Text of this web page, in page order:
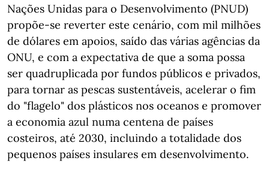
Nações Unidas para o Desenvolvimento (PNUD)
propõe-se reverter este cenário, com mil milhões
de dólares em apoios, saído das várias agências da
ONU, e com a expectativa de que a soma possa
ser quadruplicada por fundos públicos e privados,
para tornar as pescas sustentáveis, acelerar o fim
do "flagelo" dos plásticos nos oceanos e promover
a economia azul numa centena de países
costeiros, até 2030, incluindo a totalidade dos
pequenos países insulares em desenvolvimento.